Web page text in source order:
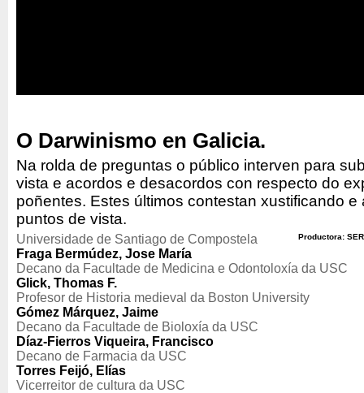
O Darwinismo en Galicia.
Na rolda de preguntas o público interven para
vista e acordos e desacordos con respecto do
poñentes. Estes últimos contestan xustificando
puntos de vista.
Productora:
Universidade de Santiago de Compostela
Fraga Bermúdez, Jose María
Decano da Facultade de Medicina e Odontoloxía da USC
Glick, Thomas F.
Profesor de Historia medieval da Boston University
Gómez Márquez, Jaime
Decano da Facultade de Bioloxía da USC
Díaz-Fierros Viqueira, Francisco
Decano de Farmacia da USC
Torres Feijó, Elías
Vicerreitor de cultura da USC